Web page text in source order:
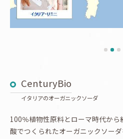
CenturyBio
イタリアのオーガニックソーダ
100％植物性原料とローマ時代か
酸でつくられたオーガニックソー